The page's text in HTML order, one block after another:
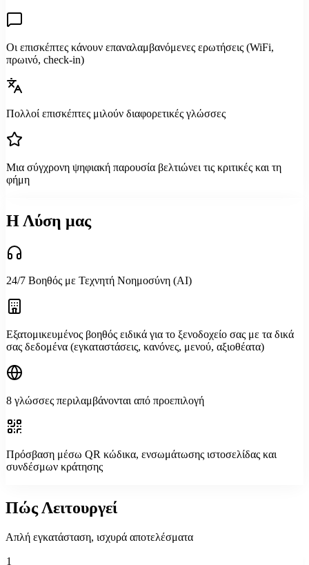
Οι επισκέπτες κάνουν επαναλαμβανόμενες ερωτήσεις (WiFi,
πρωινό, check-in)
Πολλοί επισκέπτες μιλούν διαφορετικές γλώσσες
Μια σύγχρονη ψηφιακή παρουσία βελτιώνει τις κριτικές και τη
φήμη
Η Λύση μας
24/7 Βοηθός με Τεχνητή Νοημοσύνη (AI)
Εξατομικευμένος βοηθός ειδικά για το ξενοδοχείο σας με τα δικά
σας δεδομένα (εγκαταστάσεις, κανόνες, μενού, αξιοθέατα)
8 γλώσσες περιλαμβάνονται από προεπιλογή
Πρόσβαση μέσω QR κώδικα, ενσωμάτωσης ιστοσελίδας και
συνδέσμων κράτησης
Πώς Λειτουργεί
Απλή εγκατάσταση, ισχυρά αποτελέσματα
1